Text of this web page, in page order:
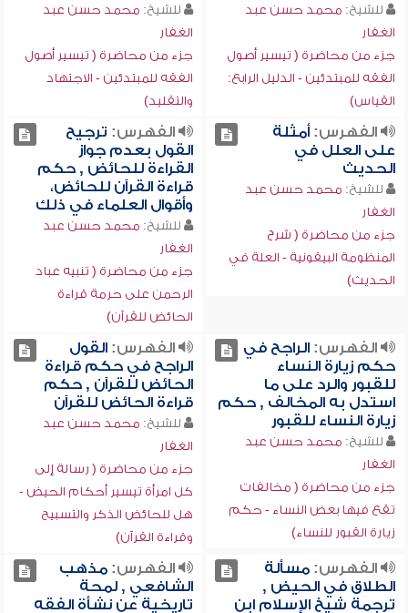
للشيخ: محمد حسن عبد
الغفار
جزء من محاضرة ( تيسير أصول
الفقه للمبتدئين - الدليل الرابع:
القياس)
للشيخ: محمد حسن عبد
الغفار
جزء من محاضرة ( تيسير أصول
الفقه للمبتدئين - الاجتهاد
والتقليد)
الفهرس:أمثلة
على العلل في
الحديث
للشيخ: محمد حسن عبد
الغفار
جزء من محاضرة ( شرح
المنظومة البيقونية - العلة في
الحديث)
الفهرس: ترجيح
القول بعدم جواز
القراءة للحائض , حكم
قراءة القرآن للحائض،
وأقوال العلماء في ذلك
للشيخ: محمد حسن عبد
الغفار
جزء من محاضرة ( تنبيه عباد
الرحمن على حرمة قراءة
الحائض للقرآن)
الفهرس:الراجح في
حكم زيارة النساء
للقبور والرد على ما
استدل به المخالف , حكم
زيارة النساء للقبور
للشيخ: محمد حسن عبد
الغفار
جزء من محاضرة ( مخالفات
تقع فيها بعض النساء - حكم
زيارة القبور للنساء)
الفهرس:القول
الراجح في حكم قراءة
الحائض للقرآن , حكم
قراءة الحائض للقرآن
للشيخ: محمد حسن عبد
الغفار
جزء من محاضرة ( رسالة إلى
كل امرأة تيسير أحكام الحيض -
هل للحائض الذكر والتسبيح
وقراءة القرآن)
الفهرس:مسألة
الطلاق في الحيض ,
ترجمة شيخ الإسلام ابن
الفهرس:مذهب
الشافعي , لمحة
تاريخية عن نشأة الفقه